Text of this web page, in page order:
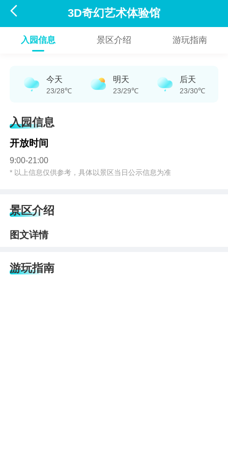
 3D奇幻艺术体验馆
入园信息 景区介绍 游玩指南
今天
23/28℃
明天
23/29℃
后天
23/30℃
入园信息
开放时间
9:00-21:00
* 以上信息仅供参考，具体以景区当日公示信息为准
景区介绍
图文详情
游玩指南